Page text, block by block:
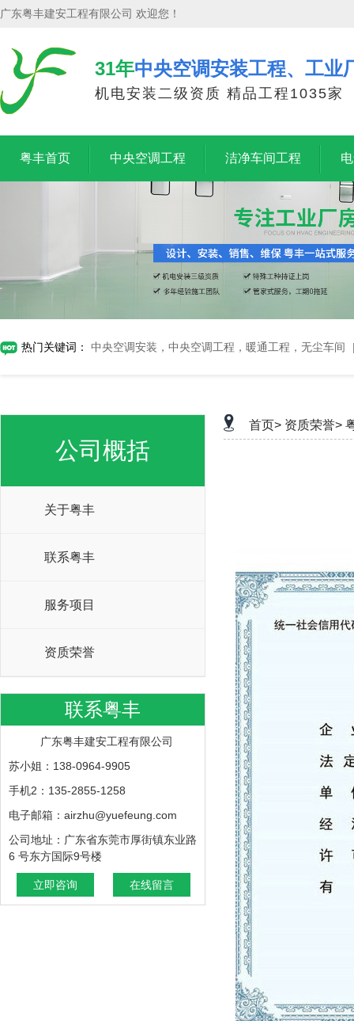
广东粤丰建安工程有限公司 欢迎您！
31年中央空调安装工程、工业
机电安装二级资质 精品工程1035家
粤丰首页 中央空调工程 洁净车间工程
热门关键词： 中央空调安装，中央空调工程，暖通工程，无尘车间
公司概括
关于粤丰
联系粤丰
服务项目
资质荣誉
联系粤丰
广东粤丰建安工程有限公司
苏小姐：138-0964-9905
手机2：135-2855-1258
电子邮箱：airzhu@yuefeung.com
公司地址：广东省东莞市厚街镇东业路
6 号东方国际9号楼
立即咨询 在线留言
首页> 资质荣誉>